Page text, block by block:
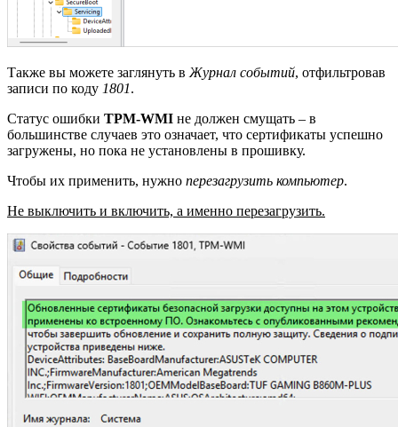
Также вы можете заглянуть в Журнал событий, отфильтровав
записи по коду 1801.
Статус ошибки TPM-WMI не должен смущать – в
большинстве случаев это означает, что сертификаты успешно
загружены, но пока не установлены в прошивку.
Чтобы их применить, нужно перезагрузить компьютер.
Не выключить и включить, а именно перезагрузить.